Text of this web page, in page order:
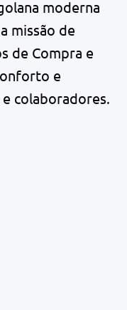
moderna
missão de
de Compra e
e
colaboradores.